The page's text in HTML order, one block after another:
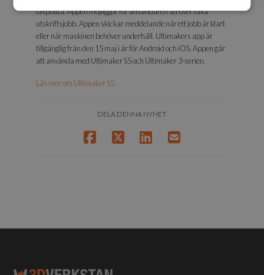
läsplatta. Appen möjliggör för användaren att övervaka
utskriftsjobb. Appen skickar meddelande när ett jobb är klart
eller när maskinen behöver underhåll. Ultimakers app är
tillgänglig från den 15 maj i år för Android och iOS. Appen går
att använda med Ultimaker S5 och Ultimaker 3-serien.
Läs mer om Ultimaker S5
DELA DENNA NYHET